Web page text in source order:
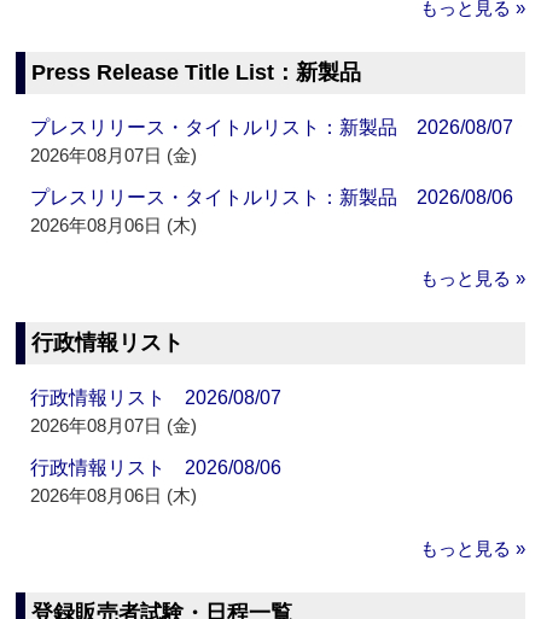
もっと見る »
Press Release Title List：新製品
プレスリリース・タイトルリスト：新製品 2026/08/07
2026年08月07日 (金)
プレスリリース・タイトルリスト：新製品 2026/08/06
2026年08月06日 (木)
もっと見る »
行政情報リスト
行政情報リスト 2026/08/07
2026年08月07日 (金)
行政情報リスト 2026/08/06
2026年08月06日 (木)
もっと見る »
登録販売者試験・日程一覧